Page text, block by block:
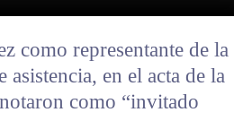
como representante de la
en el acta de la
como “invitado